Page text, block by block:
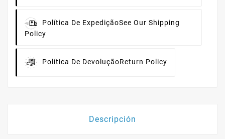
Política De ExpediçãoSee Our Shipping
Policy
Política De DevoluçãoReturn Policy
Descripción